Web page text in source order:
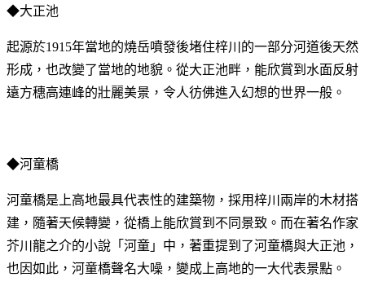
◆大正池
起源於1915年當地的燒岳噴發後堵住梓川的一部分河道後天然
形成，也改變了當地的地貌。從大正池畔，能欣賞到水面反射
遠方穗高連峰的壯麗美景，令人彷佛進入幻想的世界一般。
◆河童橋
河童橋是上高地最具代表性的建築物，採用梓川兩岸的木材搭
建，隨著天候轉變，從橋上能欣賞到不同景致。而在著名作家
芥川龍之介的小說「河童」中，著重提到了河童橋與大正池，
也因如此，河童橋聲名大噪，變成上高地的一大代表景點。